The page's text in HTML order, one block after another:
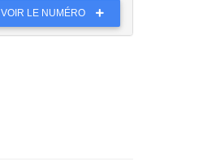
VOIR LE NUMÉRO